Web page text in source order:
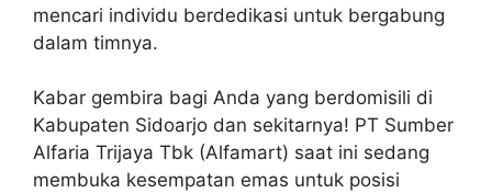
mencari individu berdedikasi untuk bergabung
dalam timnya.
Kabar gembira bagi Anda yang berdomisili di
Kabupaten Sidoarjo dan sekitarnya! PT Sumber
Alfaria Trijaya Tbk (Alfamart) saat ini sedang
membuka kesempatan emas untuk posisi